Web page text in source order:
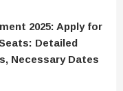
2025: Apply for
Detailed
Necessary Dates